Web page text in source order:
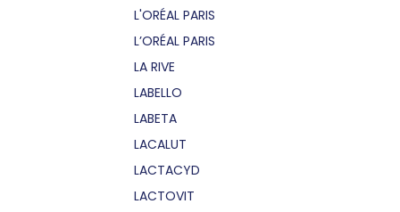
L'ORÉAL PARIS
L’ORÉAL PARIS
LA RIVE
LABELLO
LABETA
LACALUT
LACTACYD
LACTOVIT